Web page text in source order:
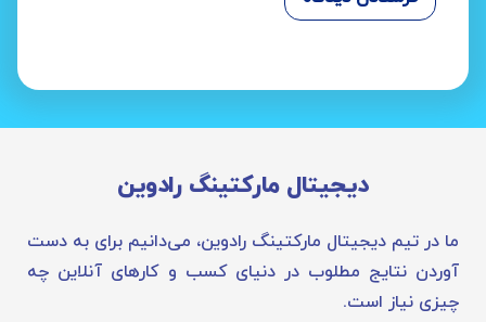
دیجیتال مارکتینگ رادوین
ما در تیم دیجیتال مارکتینگ رادوین، می‌دانیم برای به دست
آوردن نتایج مطلوب در دنیای کسب و کارهای آنلاین چه
چیزی نیاز است.